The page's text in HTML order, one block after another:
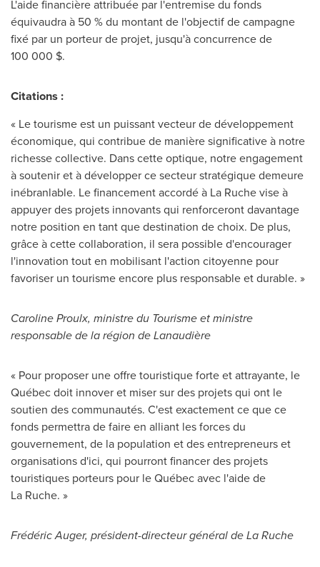
L'aide financière attribuée par l'entremise du fonds
équivaudra à 50 % du montant de l'objectif de campagne
fixé par un porteur de projet, jusqu'à concurrence de
100 000 $.
Citations :
« Le tourisme est un puissant vecteur de développement
économique, qui contribue de manière significative à notre
richesse collective. Dans cette optique, notre engagement
à soutenir et à développer ce secteur stratégique demeure
inébranlable. Le financement accordé à La Ruche vise à
appuyer des projets innovants qui renforceront davantage
notre position en tant que destination de choix. De plus,
grâce à cette collaboration, il sera possible d'encourager
l'innovation tout en mobilisant l'action citoyenne pour
favoriser un tourisme encore plus responsable et durable. »
Caroline Proulx, ministre du Tourisme et ministre
responsable de la région de Lanaudière
« Pour proposer une offre touristique forte et attrayante, le
Québec doit innover et miser sur des projets qui ont le
soutien des communautés. C'est exactement ce que ce
fonds permettra de faire en alliant les forces du
gouvernement, de la population et des entrepreneurs et
organisations d'ici, qui pourront financer des projets
touristiques porteurs pour le Québec avec l'aide de
La Ruche. »
Frédéric Auger, président-directeur général de La Ruche